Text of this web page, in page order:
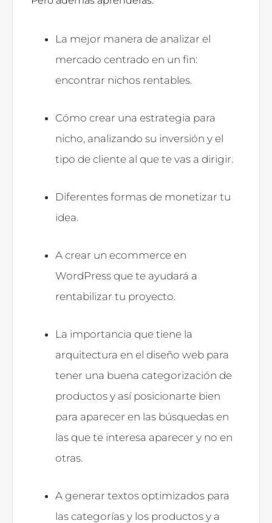
La mejor manera de analizar el
mercado centrado en un fin:
encontrar nichos rentables.
Cómo crear una estrategia para
nicho, analizando su inversión y el
tipo de cliente al que te vas a dirigir.
Diferentes formas de monetizar tu
idea.
A crear un ecommerce en
WordPress que te ayudará a
rentabilizar tu proyecto.
La importancia que tiene la
arquitectura en el diseño web para
tener una buena categorización de
productos y así posicionarte bien
para aparecer en las búsquedas en
las que te interesa aparecer y no en
otras.
A generar textos optimizados para
las categorías y los productos y a